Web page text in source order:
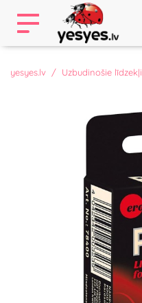
yesyes.lv Uzbudinošie līdzekļi